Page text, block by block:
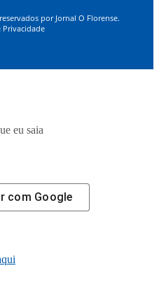
por Jornal O Florense.
Privacidade
eu saia
com Google